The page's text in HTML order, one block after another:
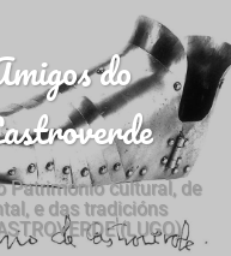
do
Patrimonio cultural, de
e das tradicións
(LUGO)